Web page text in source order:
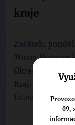
kraje
Začátek:
Místo:
Okres:
Hradec
Kraj:
Účastníci:
09,